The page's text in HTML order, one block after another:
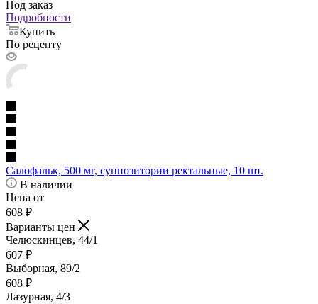
Под заказ
Подробности
Купить
По рецепту
Салофальк, 500 мг, суппозитории ректальные, 10 шт.
В наличии
Цена от
608 ₽
Варианты цен
Челюскинцев, 44/1
607 ₽
Выборная, 89/2
608 ₽
Лазурная, 4/3